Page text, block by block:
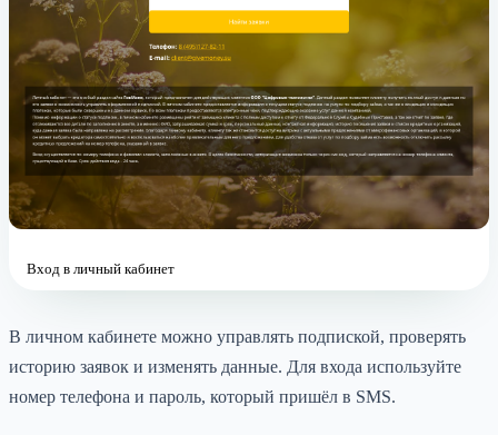
Вход в личный кабинет
В личном кабинете можно управлять подпиской, проверять
историю заявок и изменять данные. Для входа используйте
номер телефона и пароль, который пришёл в SMS.